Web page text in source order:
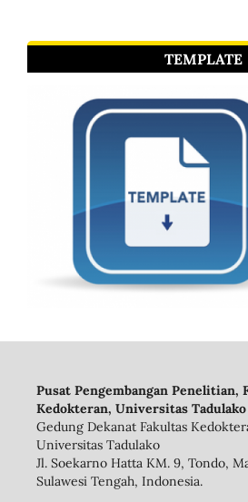
TEMPLATE
Pusat Pengembangan Penelitian,
Kedokteran, Universitas Tadulako
Gedung Dekanat Fakultas
Universitas Tadulako
Jl. Soekarno Hatta KM. 9, Tondo,
Sulawesi Tengah, Indonesia.